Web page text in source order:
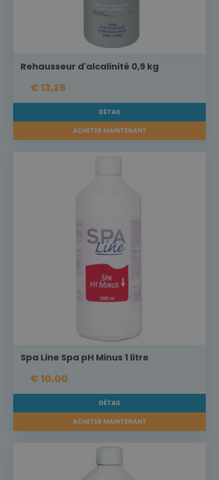
Rehausseur d'alcalinité 0,9 kg
€ 13,25
DÉTAIL
ACHETER MAINTENANT
Spa Line Spa pH Minus 1 litre
€ 10,00
DÉTAIL
ACHETER MAINTENANT